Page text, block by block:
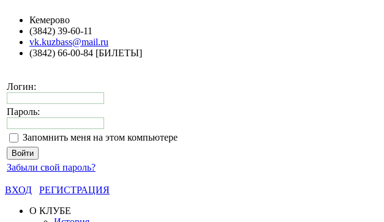
Кемерово
(3842) 39-60-11
vk.kuzbass@mail.ru
(3842) 66-00-84 [БИЛЕТЫ]
Логин:
Пароль:
Запомнить меня на этом компьютере
Забыли свой пароль?
ВХОД
РЕГИСТРАЦИЯ
О КЛУБЕ